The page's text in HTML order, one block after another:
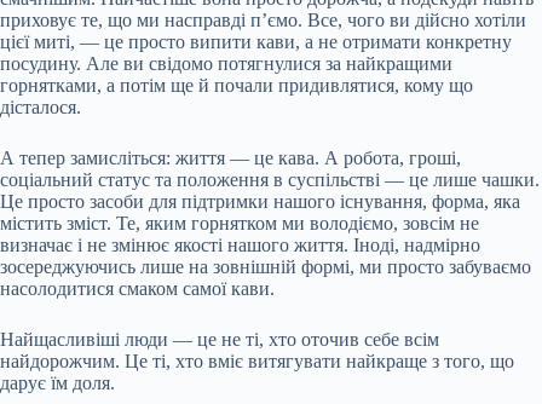
приховує те, що ми насправді п’ємо. Все, чого ви дійсно хотіли
цієї миті, — це просто випити кави, а не отримати конкретну
посудину. Але ви свідомо потягнулися за найкращими
горнятками, а потім ще й почали придивлятися, кому що
дісталося.
А тепер замисліться: життя — це кава. А робота, гроші,
соціальний статус та положення в суспільстві — це лише чашки.
Це просто засоби для підтримки нашого існування, форма, яка
містить зміст. Те, яким горнятком ми володіємо, зовсім не
визначає і не змінює якості нашого життя. Іноді, надмірно
зосереджуючись лише на зовнішній формі, ми просто забуваємо
насолодитися смаком самої кави.
Найщасливіші люди — це не ті, хто оточив себе всім
найдорожчим. Це ті, хто вміє витягувати найкраще з того, що
дарує їм доля.